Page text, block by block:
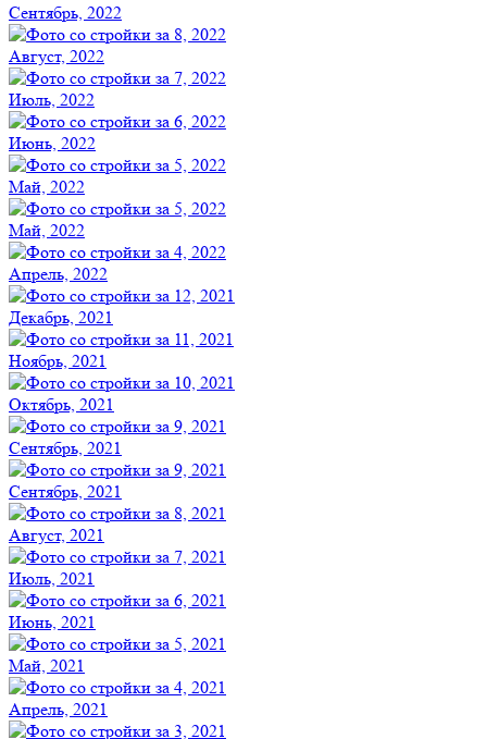
Сентябрь, 2022
Август, 2022
Июль, 2022
Июнь, 2022
Май, 2022
Май, 2022
Апрель, 2022
Декабрь, 2021
Ноябрь, 2021
Октябрь, 2021
Сентябрь, 2021
Сентябрь, 2021
Август, 2021
Июль, 2021
Июнь, 2021
Май, 2021
Апрель, 2021